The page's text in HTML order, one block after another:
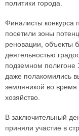
политики города.
Финалисты конкурса
посетили зоны
реновации, объекты
деятельностью
подземном полигоне
даже полакомились
земляникой во время
хозяйство.
В заключительный
приняли участие в